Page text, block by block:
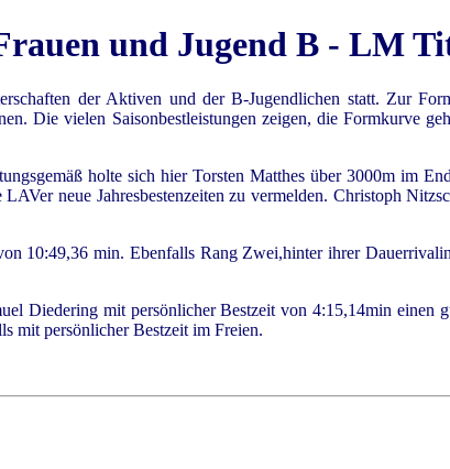
und Jugend B - LM
der Aktiven und der B-Jugendlichen statt. Zur
Die vielen Saisonbestleistungen zeigen, die Formkurve
holte sich hier Torsten Matthes über 3000m im
neue Jahresbestenzeiten zu vermelden. Christoph
10:49,36 min. Ebenfalls Rang Zwei,hinter ihrer
Diedering mit persönlicher Bestzeit von 4:15,14min einen
mit persönlicher Bestzeit im Freien.